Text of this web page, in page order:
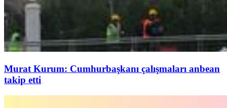
Murat Kurum: Cumhurbaşkanı çalışmaları anbean
takip etti